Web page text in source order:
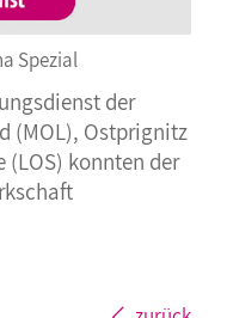
Spezial
der
(MOL), Ostprignitz
(LOS) konnten der